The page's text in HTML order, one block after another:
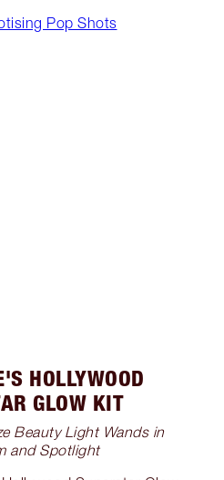
Pop Shots
HOLLYWOOD
GLOW KIT
Beauty Light Wands in
and Spotlight